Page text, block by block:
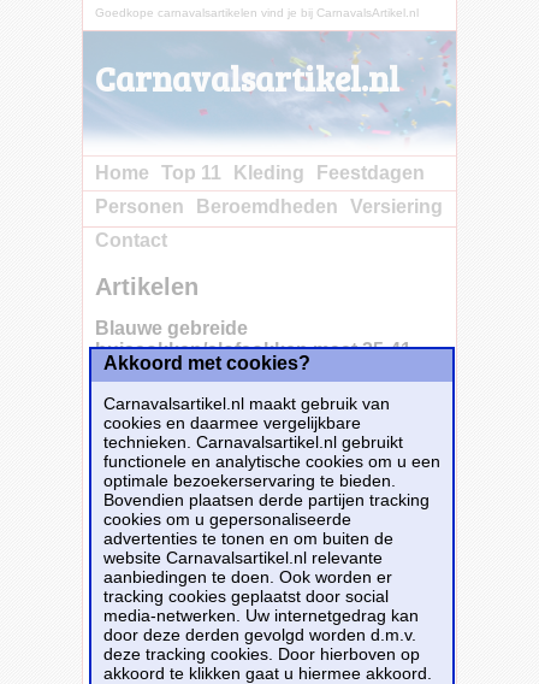
Goedkope carnavalsartikelen vind je bij CarnavalsArtikel.nl
Carnavalsartikel.nl
Home Top 11 Kleding
Feestdagen
Personen
Beroemdheden
Versiering
Contact
Artikelen
Blauwe gebreide
huissokken/slofsokken maat 35-41
voor dames
Dames anti-slip huissokken/slofsokken licht
blauw maat 35-41. Dames gebreide
huissokken/slofsokken met kabelprint, een
witte omslag en een bolletjes aan de enkel.
Deze sokken hebben anti-slip nopjes aan de
onderzijde en zijn chenille gevoerd. Maat: One
size, ongeveer maat 35-41.
Dit carnavalsartikelBlauwe gebreide
huissokken/slofsokken maat 35-41 voor
damesis te bestellen bijPartyshopper.nlvoor
€ 11,99.
Akkoord met cookies?
Carnavalsartikel.nl maakt gebruik van
cookies en daarmee vergelijkbare
technieken. Carnavalsartikel.nl gebruikt
functionele en analytische cookies om u een
optimale bezoekerservaring te bieden.
Bovendien plaatsen derde partijen tracking
cookies om u gepersonaliseerde
advertenties te tonen en om buiten de
website Carnavalsartikel.nl relevante
aanbiedingen te doen. Ook worden er
tracking cookies geplaatst door social
media-netwerken. Uw internetgedrag kan
door deze derden gevolgd worden d.m.v.
deze tracking cookies. Door hierboven op
akkoord te klikken gaat u hiermee akkoord.